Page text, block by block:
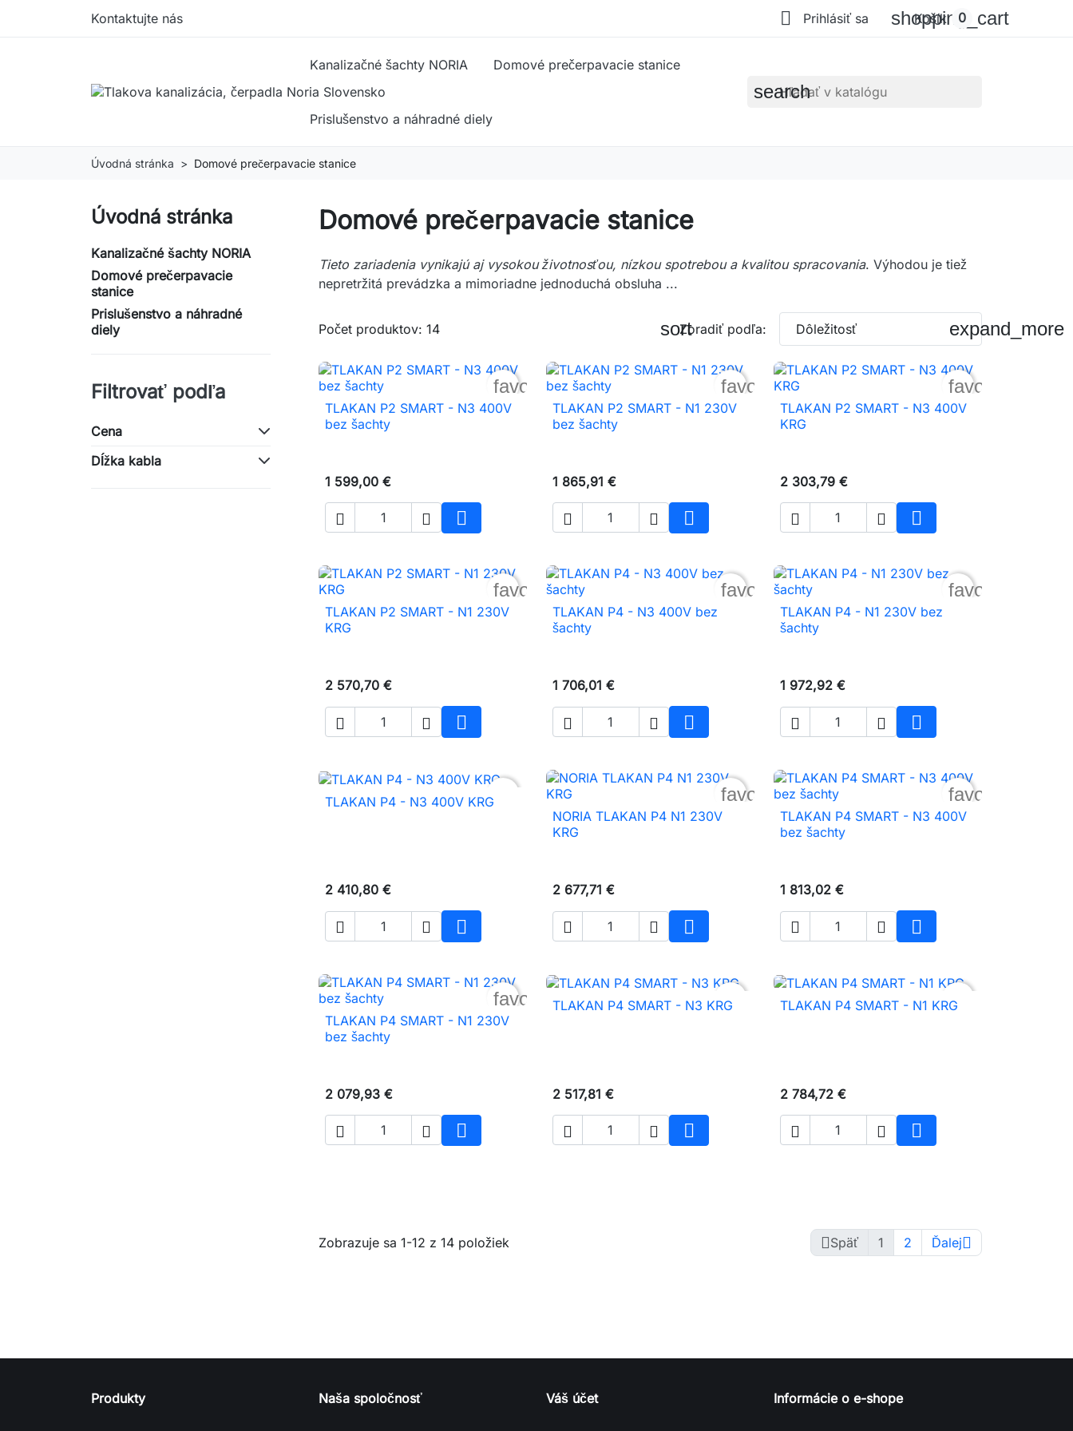
Kontaktujte nás  Prihlásiť sa shopping_cart
Košík 0
Kanalizačné šachty NORIA Domové prečerpavacie stanice
Prislušenstvo a náhradné diely
search
Úvodná stránka Domové prečerpavacie stanice
Úvodná stránka
Kanalizačné šachty NORIA
Domové prečerpavacie
stanice
Prislušenstvo a náhradné
diely
Filtrovať podľa
Cena
Dĺžka kabla
Domové prečerpavacie stanice
Tieto zariadenia vynikajú aj vysokou životnosťou, nízkou spotrebou a kvalitou spracovania. Výhodou je tiež
nepretržitá prevádzka a mimoriadne jednoduchá obsluha ...
Počet produktov: 14 sortZoradiť podľa: Dôležitosť expand_more
favorite_border
 Rýchly náhľad
TLAKAN P2 SMART - N3 400V
bez šachty
1 599,00 €
  
Vložiť do košíka
favorite_border
 Rýchly náhľad
TLAKAN P2 SMART - N1 230V
bez šachty
1 865,91 €
  
Vložiť do košíka
 Rýchly náhľad
TLAKAN P2 SMART - N3 400V
KRG
2 303,79 €
  
Vložiť do košíka
favorite_border
 Rýchly náhľad
TLAKAN P2 SMART - N1 230V
KRG
2 570,70 €
  
Vložiť do košíka
favorite_border
 Rýchly náhľad
TLAKAN P4 - N3 400V bez
šachty
1 706,01 €
  
Vložiť do košíka
 Rýchly náhľad
TLAKAN P4 - N1 230V bez
šachty
1 972,92 €
  
Vložiť do košíka
favorite_border
 Rýchly náhľad
TLAKAN P4 - N3 400V KRG
2 410,80 €
  
Vložiť do košíka
favorite_border
 Rýchly náhľad
NORIA TLAKAN P4 N1 230V
KRG
2 677,71 €
  
Vložiť do košíka
 Rýchly náhľad
TLAKAN P4 SMART - N3 400V
bez šachty
1 813,02 €
  
Vložiť do košíka
favorite_border
 Rýchly náhľad
TLAKAN P4 SMART - N1 230V
bez šachty
2 079,93 €
  
Vložiť do košíka
favorite_border
 Rýchly náhľad
TLAKAN P4 SMART - N3 KRG
2 517,81 €
  
Vložiť do košíka
 Rýchly náhľad
TLAKAN P4 SMART - N1 KRG
2 784,72 €
  
Vložiť do košíka
Zobrazuje sa 1-12 z 14 položiek Späť 1 2 Ďalej
Produkty Naša spoločnosť Váš účet Informácie o e-shope